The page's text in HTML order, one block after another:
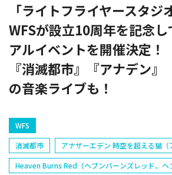
「ライトフライヤースタジ
WFSが設立10周年を記念し
アルイベントを開催決定
『消滅都市』『アナデン』
の音楽ライブも！
WFS
消滅都市
アナザーエデン 時空を超える猫（
Heaven Burns Red（ヘブンバーンズレッド、ヘ